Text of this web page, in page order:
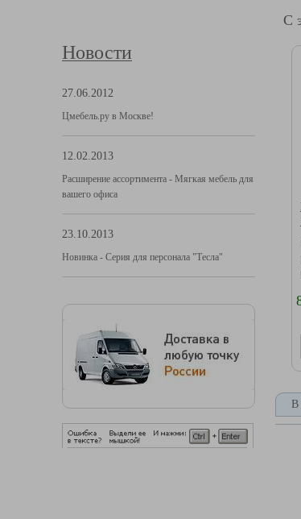
Новости
27.06.2012
Цмебель.ру в Москве!
12.02.2013
Расширение ассортимента - Мягкая мебель для
вашего офиса
23.10.2013
Новинка - Серия для персонала "Тесла"
С
В